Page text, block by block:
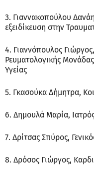
3. Γιαννακοπούλου
εξειδίκευση στην
4. Γιαννόπουλος
Ρευματολογικής
Υγείας
5. Γκασούκα Δήμητρα,
6. Δημουλά Μαρία,
7. Δρίτσας Σπύρος,
8. Δρόσος Γιώργος,